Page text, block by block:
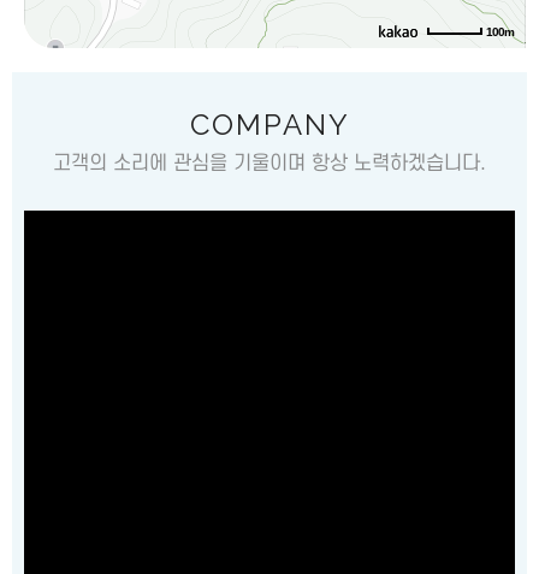
100m
COMPANY
고객의 소리에 관심을 기울이며 항상 노력하겠습니다.